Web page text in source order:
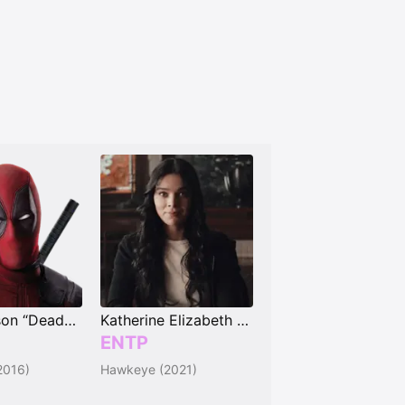
Wade Wilson “Deadpool” Katherine Elizabeth "Kate" Bishop
ENTP
Hawkeye (2021)